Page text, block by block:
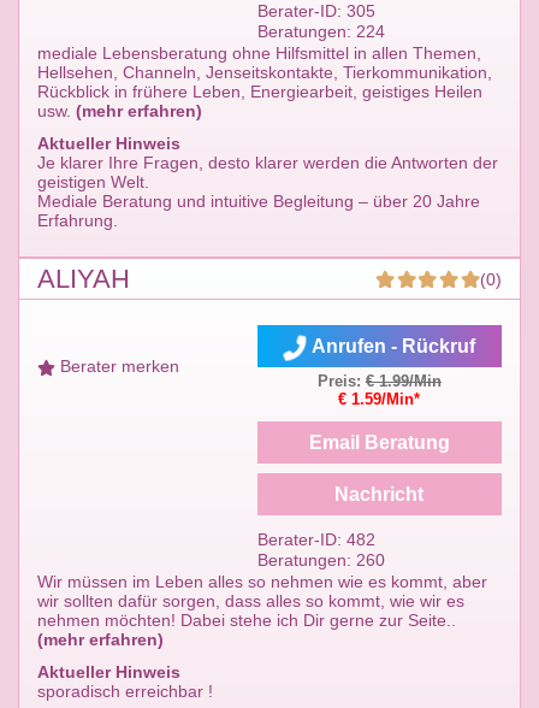
mediale Lebensberatung ohne Hilfsmittel in allen Themen,
Hellsehen, Channeln, Jenseitskontakte, Tierkommunikation,
Rückblick in frühere Leben, Energiearbeit, geistiges Heilen
usw. (mehr erfahren)
Aktueller Hinweis
Je klarer Ihre Fragen, desto klarer werden die Antworten der
geistigen Welt.
Mediale Beratung und intuitive Begleitung – über 20 Jahre
Erfahrung.
Berater-ID: 305
Beratungen: 224
ALIYAH (0)
Berater merken
Wir müssen im Leben alles so nehmen wie es kommt, aber
wir sollten dafür sorgen, dass alles so kommt, wie wir es
nehmen möchten! Dabei stehe ich Dir gerne zur Seite..
(mehr erfahren)
Aktueller Hinweis
sporadisch erreichbar !
Anrufen - Rückruf
Preis:€ 1.99/Min
€ 1.59/Min*
Email Beratung
Nachricht
Berater-ID: 482
Beratungen: 260